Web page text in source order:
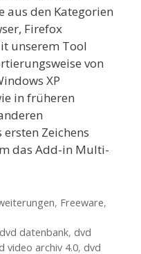
aus den Kategorien
Firefox
unserem Tool
von
XP
in früheren
Zeichens
das Add-in Multi-
, Freeware,
dvd datenbank, dvd
video archiv 4.0, dvd